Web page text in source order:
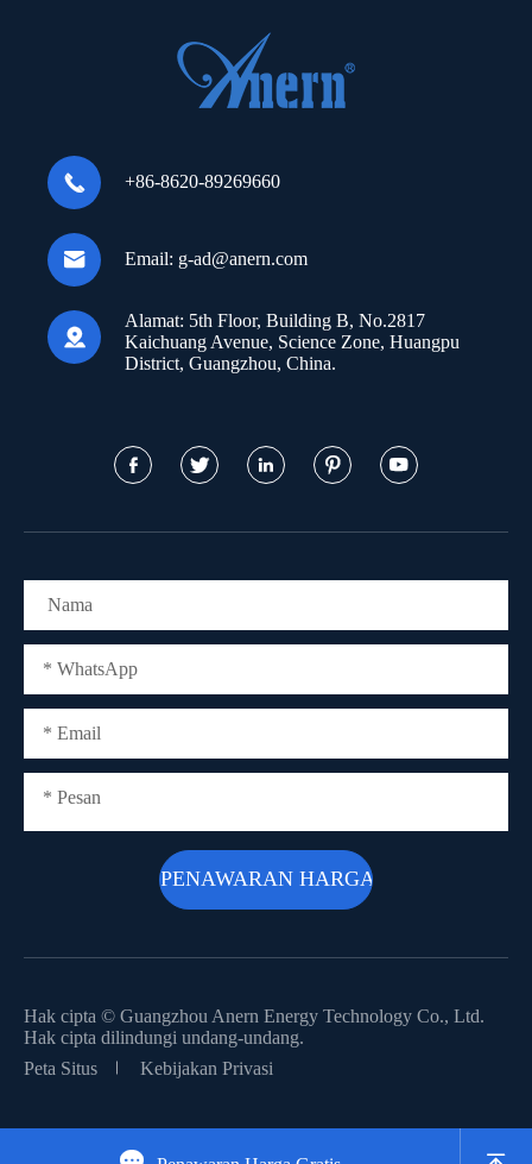
 +86-8620-89269660
 Email: g-ad@anern.com

Alamat: 5th Floor, Building B, No.2817
Kaichuang Avenue, Science Zone, Huangpu
District, Guangzhou, China.
    
Hak cipta © Guangzhou Anern Energy Technology Co., Ltd.
Hak cipta dilindungi undang-undang.
Peta Situs
Kebijakan Privasi